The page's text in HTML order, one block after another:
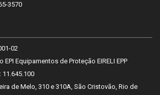
3570
02
EPI Equipamentos de Proteção EIRELI EPP
11.645.100
de Melo, 310 e 310A, São Cristovão, Rio de